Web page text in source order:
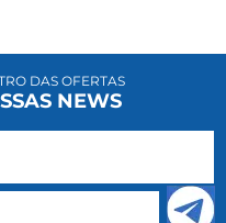
DAS OFERTAS
NEWS